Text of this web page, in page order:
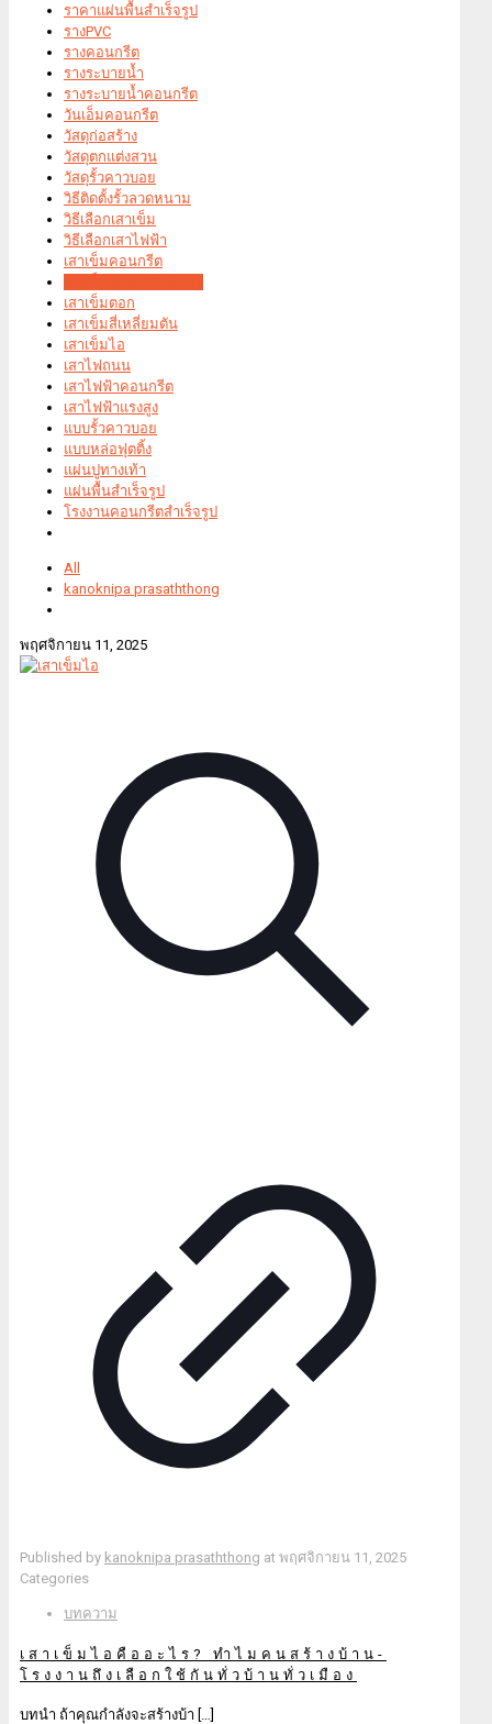
ราคาแผ่นพื้นสำเร็จรูป
รางPVC
รางคอนกรีต
รางระบายน้ำ
รางระบายน้ำคอนกรีต
วันเอ็มคอนกรีต
วัสดุก่อสร้าง
วัสดุตกแต่งสวน
วัสดุรั้วคาวบอย
วิธีติดตั้งรั้วลวดหนาม
วิธีเลือกเสาเข็ม
วิธีเลือกเสาไฟฟ้า
เสาเข็มคอนกรีต
เสาเข็มตอก
เสาเข็มสี่เหลี่ยมตัน
เสาเข็มไอ
เสาไฟถนน
เสาไฟฟ้าคอนกรีต
เสาไฟฟ้าแรงสูง
แบบรั้วคาวบอย
แบบหล่อฟุตติ้ง
แผ่นปูทางเท้า
แผ่นพื้นสำเร็จรูป
โรงงานคอนกรีตสำเร็จรูป
All
kanoknipa prasaththong
พฤศจิกายน 11, 2025
Published by kanoknipa prasaththong at พฤศจิกายน 11, 2025
Categories
บทความ
เสาเข็มไอคืออะไร? ทำไมคนสร้างบ้าน-
โรงงานถึงเลือกใช้กันทั่วบ้านทั่วเมือง
บทนำ ถ้าคุณกำลังจะสร้างบ้า